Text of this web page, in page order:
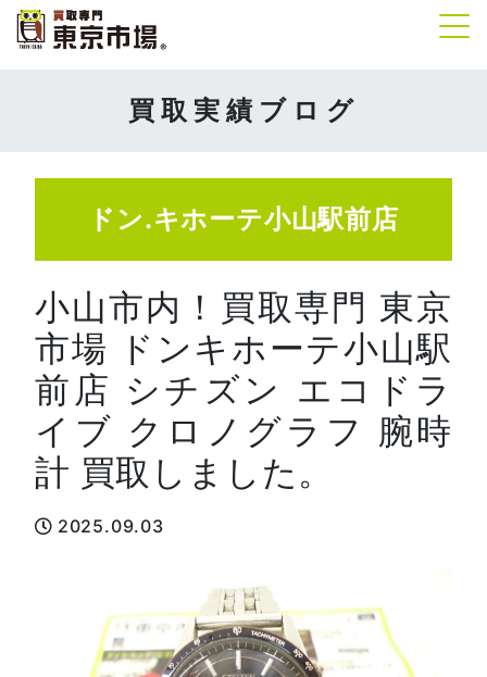
買取実績ブログ
ドン.キホーテ小山駅前店
小山市内！買取専門 東京
市場 ドンキホーテ小山駅
前店 シチズン エコドラ
イブ クロノグラフ 腕時
計 買取しました。
2025.09.03